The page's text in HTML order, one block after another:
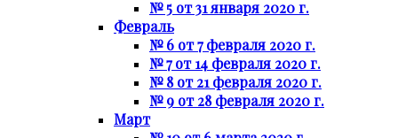
№ 5 от 31 января 2020 г.
Февраль
№ 6 от 7 февраля 2020 г.
№ 7 от 14 февраля 2020 г.
№ 8 от 21 февраля 2020 г.
№ 9 от 28 февраля 2020 г.
Март